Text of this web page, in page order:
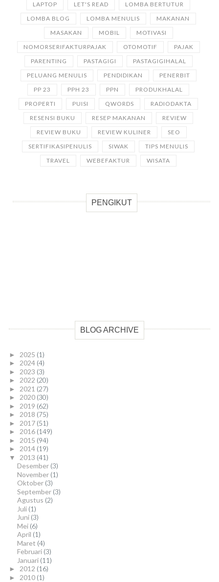
LAPTOP
LET'S READ
LOMBA BERTUTUR
LOMBA BLOG
LOMBA MENULIS
MAKANAN
MASAKAN
MOBIL
MOTIVASI
NOMORSERIFAKTURPAJAK
OTOMOTIF
PAJAK
PARENTING
PASTAGIGI
PASTAGIGIHALAL
PELUANG MENULIS
PENDIDIKAN
PENERBIT
PP 23
PPH 23 PPN
PRODUKHALAL
PROPERTI
PUISI QWORDS
RADIODAKTA
RESENSI BUKU
RESEP MAKANAN
REVIEW
REVIEW BUKU
REVIEW KULINER
SEO
SERTIFIKASIPENULIS
SIWAK
TIPS MENULIS
TRAVEL
WEBEFAKTUR WISATA
PENGIKUT
BLOG ARCHIVE
► 2025 (1)
► 2024 (4)
► 2023 (3)
► 2022 (20)
► 2021 (27)
► 2020 (30)
► 2019 (62)
► 2018 (75)
► 2017 (51)
► 2016 (149)
► 2015 (94)
► 2014 (19)
▼ 2013 (41)
Desember (3)
November (1)
Oktober (3)
September (3)
Agustus (2)
Juli (1)
Juni (3)
Mei (6)
April (1)
Maret (4)
Februari (3)
Januari (11)
► 2012 (16)
► 2010 (1)